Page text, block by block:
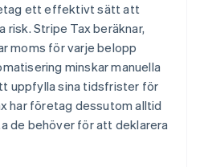
ett effektivt sätt att
risk. Stripe Tax beräknar,
moms för varje belopp
minskar manuella
uppfylla sina tidsfrister för
har företag dessutom alltid
de behöver för att deklarera